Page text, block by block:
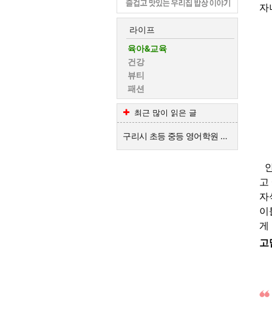
라이프
육아&교육
건강
뷰티
패션
최근 많이 읽은 글
구리시 초등 중등 영어학원 추천해주세요~
자
고
자
이
게
고